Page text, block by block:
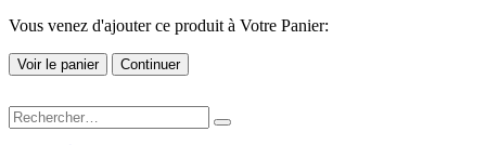
Vous venez d'ajouter ce produit à Votre Panier:
Voir le panier Continuer